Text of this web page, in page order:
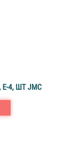
Е-4, ШТ JMC